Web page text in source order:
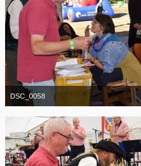
DSC_0058
1. September 2025